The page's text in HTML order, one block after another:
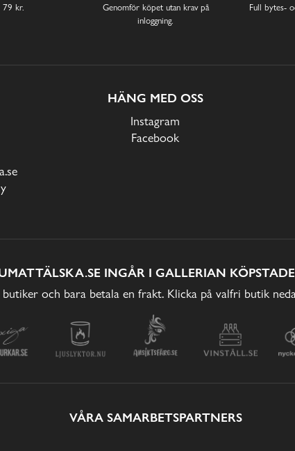
79 kr.
Genomför köpet utan krav på
inloggning.
Full bytes-
HÄNG MED OSS
Instagram
Facebook
INGÅR I GALLERIAN
och bara betala en frakt. Klicka på valfri butik
VÅRA SAMARBETSPARTNERS